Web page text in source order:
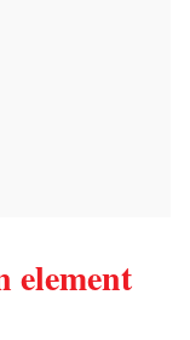
element